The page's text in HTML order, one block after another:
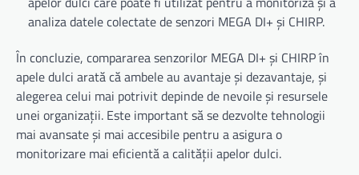
analiza datele colectate de senzori MEGA DI+ și CHIRP.
În concluzie, compararea senzorilor MEGA DI+ și CHIRP în
apele dulci arată că ambele au avantaje și dezavantaje, și
alegerea celui mai potrivit depinde de nevoile și resursele
unei organizații. Este important să se dezvolte tehnologii
mai avansate și mai accesibile pentru a asigura o
monitorizare mai eficientă a calității apelor dulci.